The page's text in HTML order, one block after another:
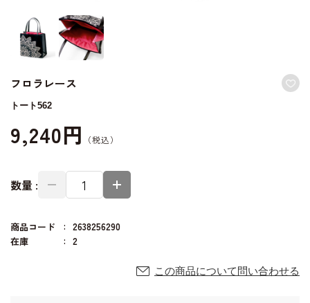
フロラレース
トート562
9,240円
数量 :
商品コード
2638256290
在庫
2
この商品について問い合わせる